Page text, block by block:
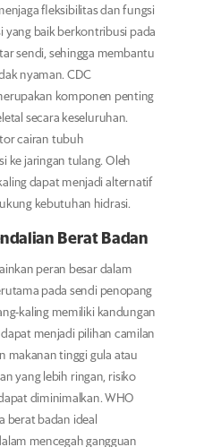
fleksibilitas dan fungsi
yang baik berkontribusi pada
sendi, sehingga membantu
nyaman. CDC
komponen penting
secara keseluruhan.
cairan tubuh
ke jaringan tulang. Oleh
dapat menjadi alternatif
kebutuhan hidrasi.
Berat Badan
peran besar dalam
pada sendi penopang
kaling memiliki kandungan
menjadi pilihan camilan
makanan tinggi gula atau
yang lebih ringan, risiko
diminimalkan. WHO
berat badan ideal
mencegah gangguan